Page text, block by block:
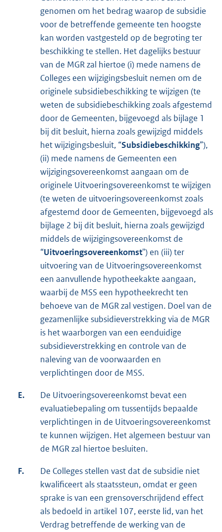
genomen om het bedrag waarop de subsidie
voor de betreffende gemeente ten hoogste
kan worden vastgesteld op de begroting ter
beschikking te stellen. Het dagelijks bestuur
van de MGR zal hiertoe (i) mede namens de
Colleges een wijzigingsbesluit nemen om de
originele subsidiebeschikking te wijzigen (te
weten de subsidiebeschikking zoals afgestemd
door de Gemeenten, bijgevoegd als bijlage 1
bij dit besluit, hierna zoals gewijzigd middels
het wijzigingsbesluit, “Subsidiebeschikking”),
(ii) mede namens de Gemeenten een
wijzigingsovereenkomst aangaan om de
originele Uitvoeringsovereenkomst te wijzigen
(te weten de uitvoeringsovereenkomst zoals
afgestemd door de Gemeenten, bijgevoegd als
bijlage 2 bij dit besluit, hierna zoals gewijzigd
middels de wijzigingsovereenkomst de
“Uitvoeringsovereenkomst") en (iii) ter
uitvoering van de Uitvoeringsovereenkomst
een aanvullende hypotheekakte aangaan,
waarbij de MSS een hypotheekrecht ten
behoeve van de MGR zal vestigen. Doel van de
gezamenlijke subsidieverstrekking via de MGR
is het waarborgen van een eenduidige
subsidieverstrekking en controle van de
naleving van de voorwaarden en
verplichtingen door de MSS.
E.
De Uitvoeringsovereenkomst bevat een
evaluatiebepaling om tussentijds bepaalde
verplichtingen in de Uitvoeringsovereenkomst
te kunnen wijzigen. Het algemeen bestuur van
de MGR zal hiertoe besluiten.
F.
De Colleges stellen vast dat de subsidie niet
kwalificeert als staatssteun, omdat er geen
sprake is van een grensoverschrijdend effect
als bedoeld in artikel 107, eerste lid, van het
Verdrag betreffende de werking van de